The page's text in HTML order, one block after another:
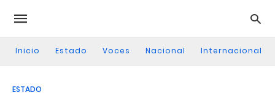
Inicio Estado Voces Nacional Internacional
ESTADO